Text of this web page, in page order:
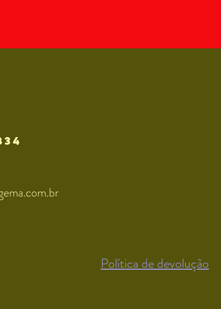
Política de devolução